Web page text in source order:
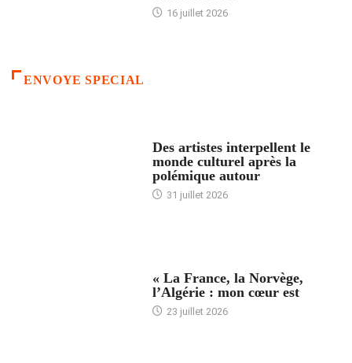
16 juillet 2026
ENVOYE SPECIAL
Des artistes interpellent le
monde culturel après la
polémique autour
31 juillet 2026
« La France, la Norvège,
l’Algérie : mon cœur est
23 juillet 2026